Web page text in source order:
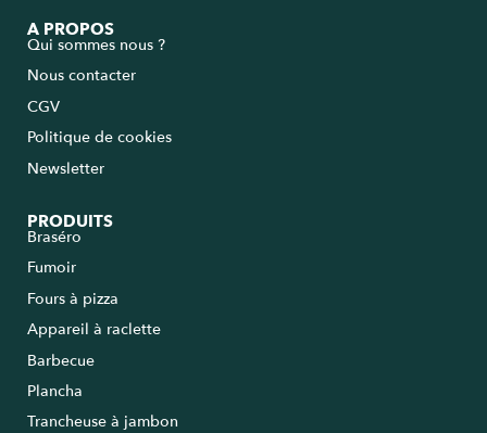
A PROPOS
Qui sommes nous ?
Nous contacter
CGV
Politique de cookies
Newsletter
PRODUITS
Braséro
Fumoir
Fours à pizza
Appareil à raclette
Barbecue
Plancha
Trancheuse à jambon